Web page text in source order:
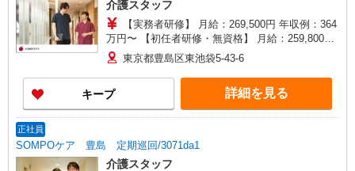
入社者は除く）
介護スタッフ
【実務者研修】 月給：269,500円 年収例：364
万円〜 【初任者研修・無資格】 月給：259,800円
年収例：351万円〜 ※職務手当、（東京都）居住
支援特別手当、働きがい向上手当、働きがい向上
手当、日祝手当（月平均2回分）、夜勤手当（月平
均5回分）等、毎月平均的に支払われる手当を含み
ます。 ※居住支援特別手当は勤続5年目までの方
本給2.08ヶ月分/年支給 ◎残業時は別途時間外手当
支給（超過1分〜）
東京都豊島区東池袋5-43-6
キープ 詳細を見る
正社員
SOMPOケア 豊島 定期巡回/3071da1
介護スタッフ